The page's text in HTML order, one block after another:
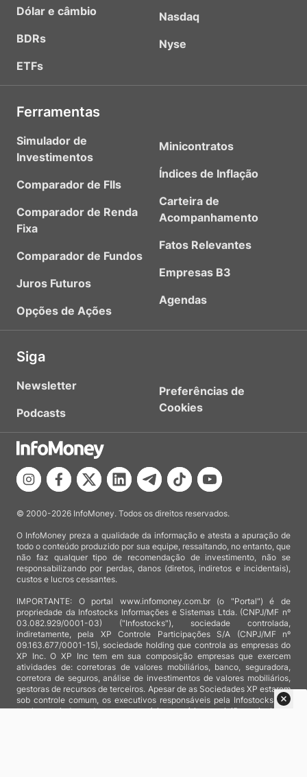
Dólar e câmbio
BDRs
ETFs
Nasdaq
Nyse
Ferramentas
Simulador de
Investimentos
Comparador de FIIs
Comparador de Renda
Fixa
Comparador de Fundos
Juros Futuros
Opções de Ações
Minicontratos
Índices de Inflação
Carteira de
Acompanhamento
Fatos Relevantes
Empresas B3
Agendas
Siga
Newsletter
Podcasts
Preferências de
Cookies
© 2000-2026 InfoMoney. Todos os direitos reservados.
O InfoMoney preza a qualidade da informação e atesta a apuração de
todo o conteúdo produzido por sua equipe, ressaltando, no entanto, que
não faz qualquer tipo de recomendação de investimento, não se
responsabilizando por perdas, danos (diretos, indiretos e incidentais),
custos e lucros cessantes.
IMPORTANTE: O portal www.infomoney.com.br (o "Portal") é de
propriedade da Infostocks Informações e Sistemas Ltda. (CNPJ/MF nº
03.082.929/0001-03) ("Infostocks"), sociedade controlada,
indiretamente, pela XP Controle Participações S/A (CNPJ/MF nº
09.163.677/0001-15), sociedade holding que controla as empresas do
XP Inc. O XP Inc tem em sua composição empresas que exercem
atividades de: corretoras de valores mobiliários, banco, seguradora,
corretora de seguros, análise de investimentos de valores mobiliários,
gestoras de recursos de terceiros. Apesar de as Sociedades XP estarem
sob controle comum, os executivos responsáveis pela Infostocks são
totalmente independentes e as notícias, matérias e opiniões veiculadas